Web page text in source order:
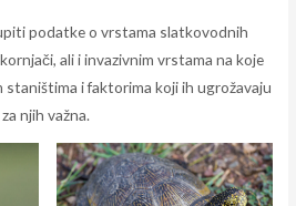
podatke o vrstama slatkovodnih
ali i invazivnim vrstama na koje
staništima i faktorima koji ih ugrožavaju
njih važna.